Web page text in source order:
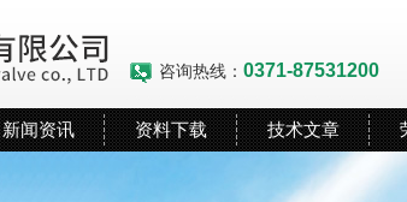
咨询热线： 0371-87531200
新闻资讯 资料下载 技术文章